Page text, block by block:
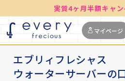
実質4ヶ月半額キャ
送料無料
最
マイページ
エブリィフレシャス
ウォーターサーバーの